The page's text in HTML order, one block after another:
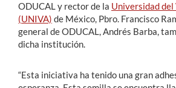
ODUCAL y rector de la Universidad
(UNIVA) de México, Pbro. Francisco
general de ODUCAL, Andrés Barba,
dicha institución.
“Esta iniciativa ha tenido una gran